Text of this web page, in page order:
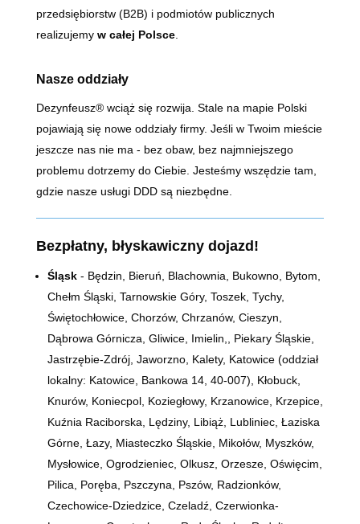
przedsiębiorstw (B2B) i podmiotów publicznych
realizujemy w całej Polsce.
Nasze oddziały
Dezynfeusz® wciąż się rozwija. Stale na mapie Polski
pojawiają się nowe oddziały firmy. Jeśli w Twoim mieście
jeszcze nas nie ma - bez obaw, bez najmniejszego
problemu dotrzemy do Ciebie. Jesteśmy wszędzie tam,
gdzie nasze usługi DDD są niezbędne.
Bezpłatny, błyskawiczny dojazd!
Śląsk- Będzin, Bieruń, Blachownia, Bukowno, Bytom,
Chełm Śląski, Tarnowskie Góry, Toszek, Tychy,
Świętochłowice, Chorzów, Chrzanów, Cieszyn,
Dąbrowa Górnicza, Gliwice, Imielin,, Piekary Śląskie,
Jastrzębie-Zdrój, Jaworzno, Kalety, Katowice (oddział
lokalny: Katowice, Bankowa 14, 40-007) , Kłobuck,
Knurów, Koniecpol, Koziegłowy, Krzanowice, Krzepice,
Kuźnia Raciborska, Lędziny, Libiąż, Lubliniec, Łaziska
Górne, Łazy, Miasteczko Śląskie, Mikołów, Myszków,
Mysłowice, Ogrodzieniec, Olkusz, Orzesze, Oświęcim,
Pilica, Poręba, Pszczyna, Pszów, Radzionków,
Czechowice-Dziedzice, Czeladź, Czerwionka-